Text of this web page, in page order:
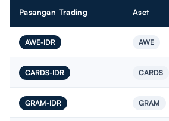
Pasangan Trading Aset
AWE-IDR AWE
CARDS-IDR CARDS
GRAM-IDR GRAM